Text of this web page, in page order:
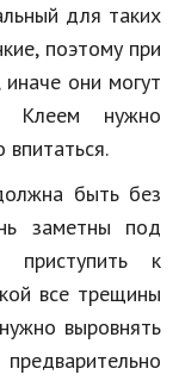
для таких
поэтому при
они могут
Клеем нужно
быть без
заметны под
к
все трещины
выровнять